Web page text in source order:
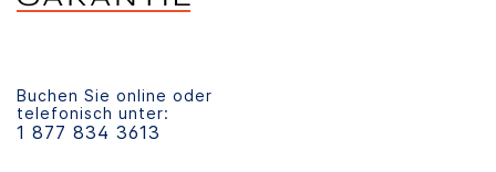
Buchen Sie online oder
telefonisch unter:
1 877 834 3613